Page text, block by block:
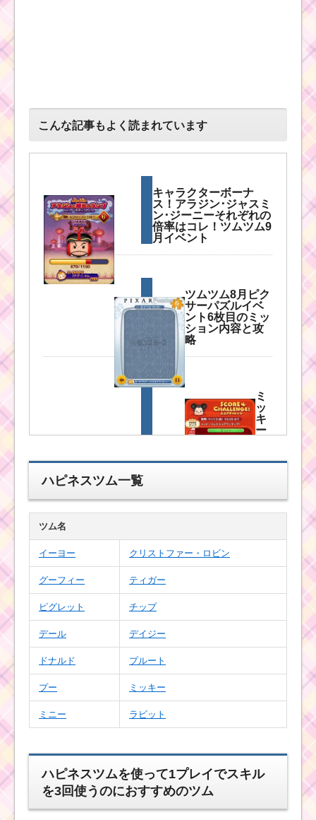
こんな記事もよく読まれています
キャラクターボーナ
ス！アラジン･ジャスミ
ン･ジーニーそれぞれの
倍率はコレ！ツムツム9
月イベント
ツムツム8月ピク
サーパズルイベ
ント6枚目のミッ
ション内容と攻
略
ミ
ッ
キ
ー
の
アチャレンジイベン
ツムツム1月イベント！
ディズニースターシア
ター7枚目のミッション
内容と攻略
ートバトルでの
ツムツム2周年記念プレ
ゼントキャンペーン！
ト・スマホプラグイン
ハピネスツム一覧
ツム名
イーヨー クリストファー・ロビン
グーフィー ティガー
ピグレット チップ
デール デイジー
ドナルド プルート
プー ミッキー
ミニー ラビット
ハピネスツムを使って1プレイでスキル
を3回使うのにおすすめのツム